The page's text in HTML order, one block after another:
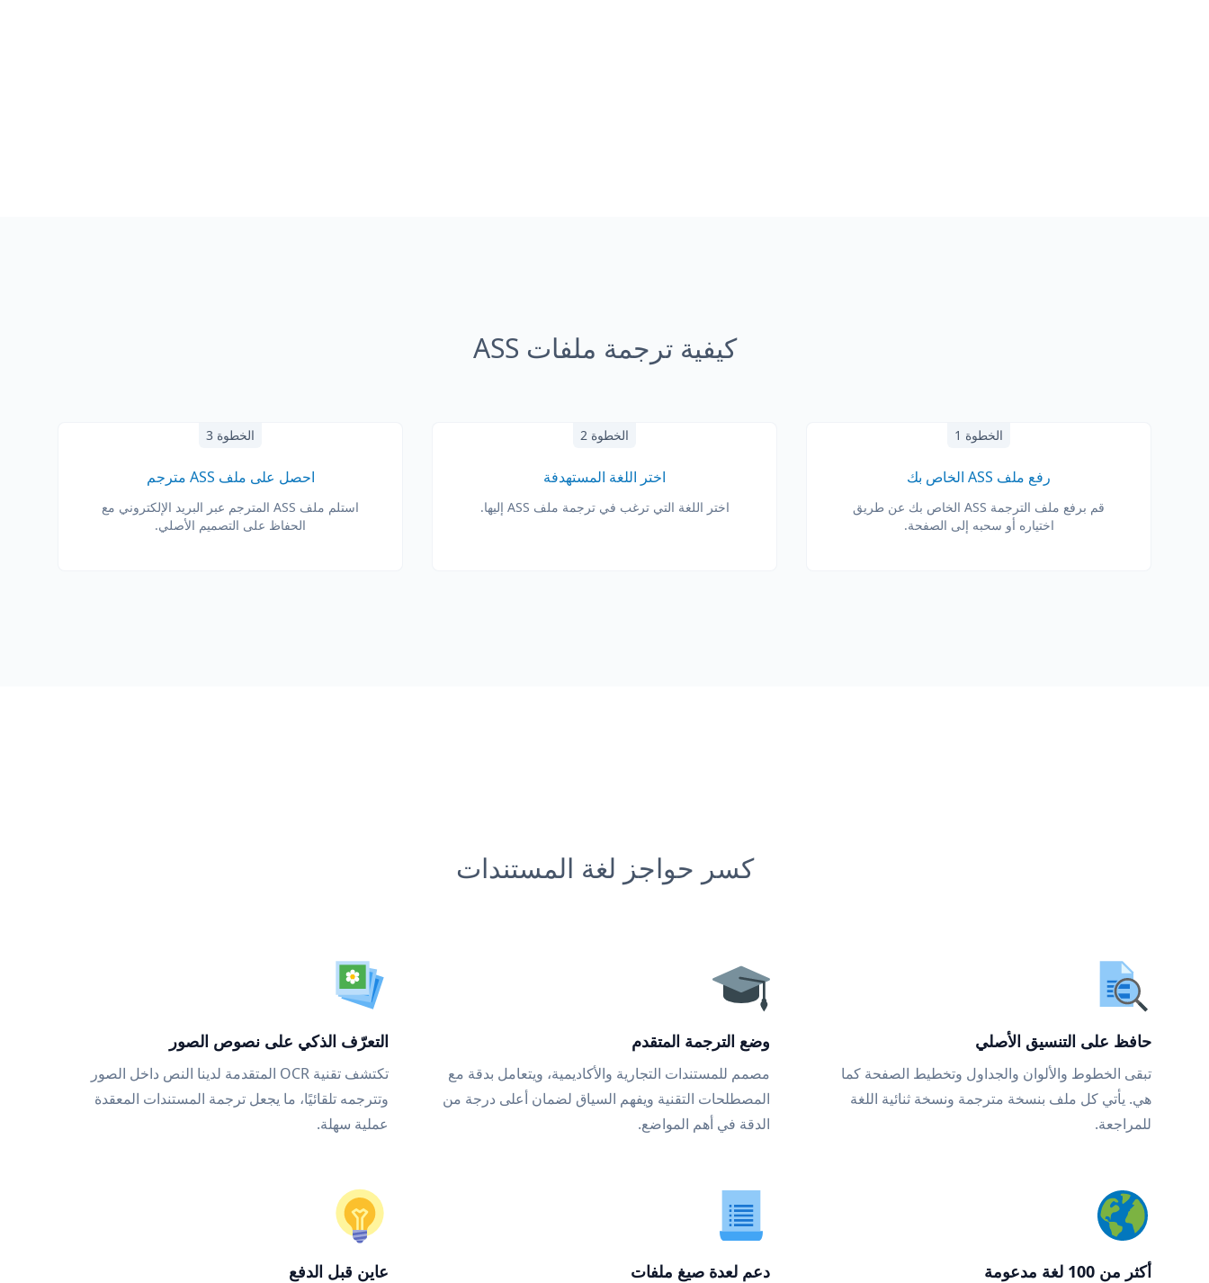
كيفية ترجمة ملفات ASS
الخطوة 1
رفع ملف ASS الخاص بك
قم برفع ملف الترجمة ASS الخاص بك عن طريق
اختياره أو سحبه إلى الصفحة.
الخطوة 2
اختر اللغة المستهدفة
اختر اللغة التي ترغب في ترجمة ملف ASS إليها.
الخطوة 3
احصل على ملف ASS مترجم
استلم ملف ASS المترجم عبر البريد الإلكتروني مع
الحفاظ على التصميم الأصلي.
كسر حواجز لغة المستندات
حافظ على التنسيق الأصلي
تبقى الخطوط والألوان والجداول وتخطيط الصفحة كما
هي. يأتي كل ملف بنسخة مترجمة ونسخة ثنائية اللغة
للمراجعة.
وضع الترجمة المتقدم
مصمم للمستندات التجارية والأكاديمية، ويتعامل بدقة مع
المصطلحات التقنية ويفهم السياق لضمان أعلى درجة من
الدقة في أهم المواضع.
التعرّف الذكي على نصوص الصور
تكتشف تقنية OCR المتقدمة لدينا النص داخل الصور
وتترجمه تلقائيًا، ما يجعل ترجمة المستندات المعقدة
عملية سهلة.
أكثر من 100 لغة مدعومة دعم لعدة صيغ ملفات عاين قبل الدفع